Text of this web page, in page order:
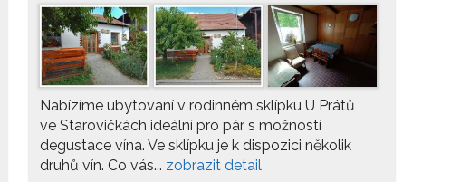
Nabízíme ubytovaní v rodinném sklípku U Prátů
ve Starovičkách ideální pro pár s možností
degustace vína. Ve sklípku je k dispozici několik
druhů vín. Co vás... zobrazit detail